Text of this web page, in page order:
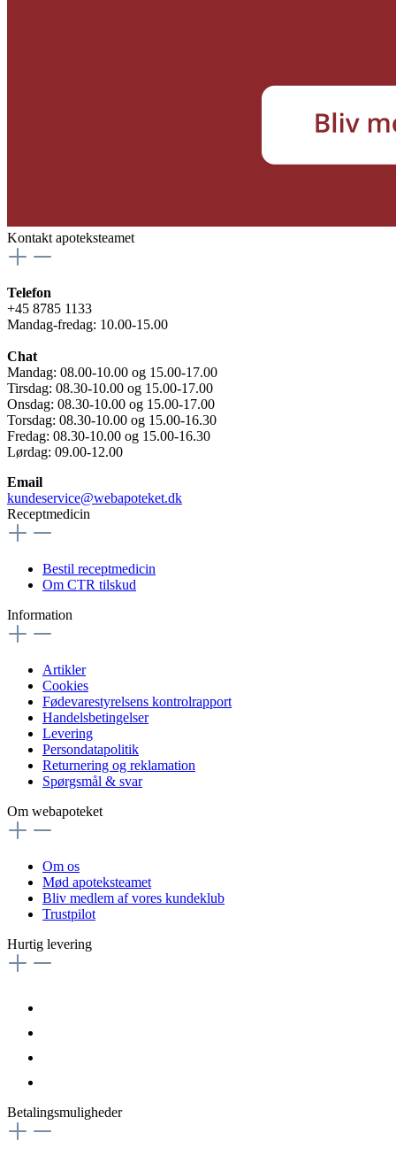
Kontakt apoteksteamet
Telefon
+45 8785 1133
Mandag-fredag: 10.00-15.00
Chat
Mandag: 08.00-10.00 og 15.00-17.00
Tirsdag: 08.30-10.00 og 15.00-17.00
Onsdag: 08.30-10.00 og 15.00-17.00
Torsdag: 08.30-10.00 og 15.00-16.30
Fredag: 08.30-10.00 og 15.00-16.30
Lørdag: 09.00-12.00
Email
kundeservice@webapoteket.dk
Receptmedicin
Bestil receptmedicin
Om CTR tilskud
Information
Artikler
Cookies
Fødevarestyrelsens kontrolrapport
Handelsbetingelser
Levering
Persondatapolitik
Returnering og reklamation
Spørgsmål & svar
Om webapoteket
Om os
Mød apoteksteamet
Bliv medlem af vores kundeklub
Trustpilot
Hurtig levering
Betalingsmuligheder